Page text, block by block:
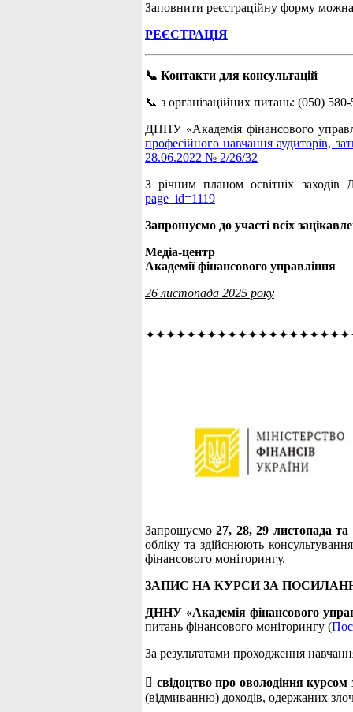
Заповнити реєстраційну форму
РЕЄСТРАЦІЯ
📞 Контакти для консультацій
📞 з організаційних питань: (050)
ДННУ «Академія фінансового
професійного навчання аудиторів,
28.06.2022 № 2/26/32
З річним планом освітніх
page_id=1119
Запрошуємо до участі всіх
Медіа-центр
Академії фінансового управління
26 листопада 2025 року
Запрошуємо27, 28, 29 листопада
обліку та здійснюють
фінансового моніторингу.
ЗАПИС НА КУРСИ ЗА
ДННУ «Академія фінансового
питань фінансового моніторингу (
За результатами проходження
 свідоцтво про оволодіння курсом
(відмиванню) доходів, одержаних